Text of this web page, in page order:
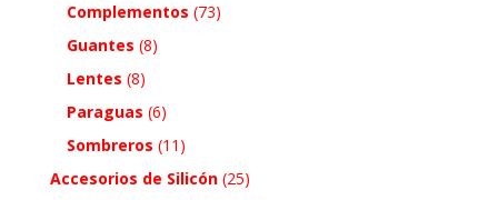
Complementos (73)
Guantes (8)
Lentes (8)
Paraguas (6)
Sombreros (11)
Accesorios de Silicón (25)